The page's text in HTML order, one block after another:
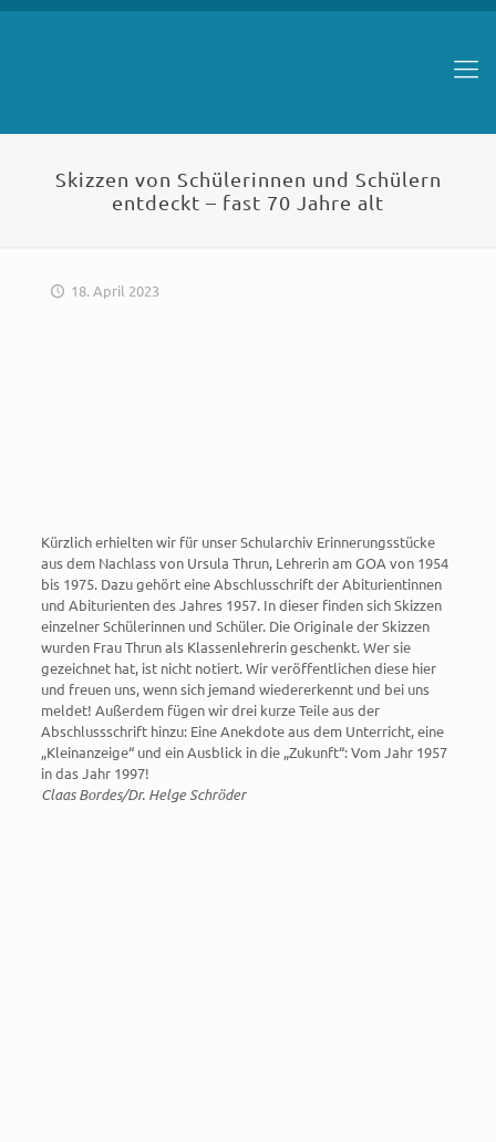
Skizzen von Schülerinnen und Schülern
entdeckt – fast 70 Jahre alt
18. April 2023
Kürzlich erhielten wir für unser Schularchiv Erinnerungsstücke
aus dem Nachlass von Ursula Thrun, Lehrerin am GOA von 1954
bis 1975. Dazu gehört eine Abschlusschrift der Abiturientinnen
und Abiturienten des Jahres 1957. In dieser finden sich Skizzen
einzelner Schülerinnen und Schüler. Die Originale der Skizzen
wurden Frau Thrun als Klassenlehrerin geschenkt. Wer sie
gezeichnet hat, ist nicht notiert. Wir veröffentlichen diese hier
und freuen uns, wenn sich jemand wiedererkennt und bei uns
meldet! Außerdem fügen wir drei kurze Teile aus der
Abschlussschrift hinzu: Eine Anekdote aus dem Unterricht, eine
„Kleinanzeige“ und ein Ausblick in die „Zukunft“: Vom Jahr 1957
in das Jahr 1997!
Claas Bordes/Dr. Helge Schröder